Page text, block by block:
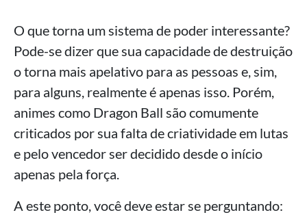
O que torna um sistema de poder interessante?
Pode-se dizer que sua capacidade de destruição
o torna mais apelativo para as pessoas e, sim,
para alguns, realmente é apenas isso. Porém,
animes como Dragon Ball são comumente
criticados por sua falta de criatividade em lutas
e pelo vencedor ser decidido desde o início
apenas pela força.
A este ponto, você deve estar se perguntando: